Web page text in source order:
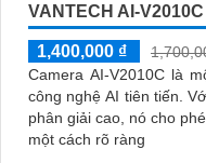
VANTECH AI-V2010C
1,400,000 ₫
Camera AI-V2010C là
công nghệ AI tiên tiến. Với chất lượng hình ảnh sắc nét và độ
phân giải cao, nó cho
một cách rõ ràng